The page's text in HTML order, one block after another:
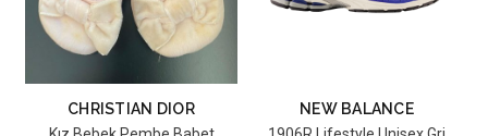
CHRISTIAN DIOR
NEW BALANCE